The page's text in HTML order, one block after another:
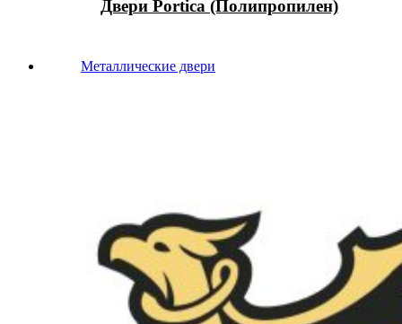
Двери Portica (Полипропилен)
Металлические двери